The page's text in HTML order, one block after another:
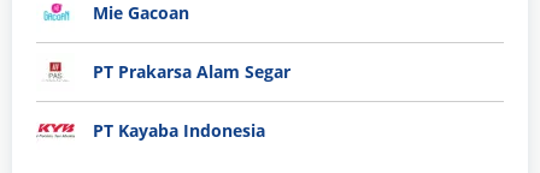
Mie Gacoan
PT Prakarsa Alam Segar
PT Kayaba Indonesia